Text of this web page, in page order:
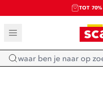
TOT
SALE:
Home